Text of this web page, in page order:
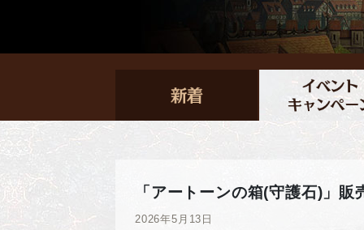
「アートーンの箱(守護石)」販
2026年5月13日